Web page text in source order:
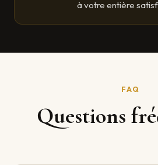
à votre entière
FAQ
Questions